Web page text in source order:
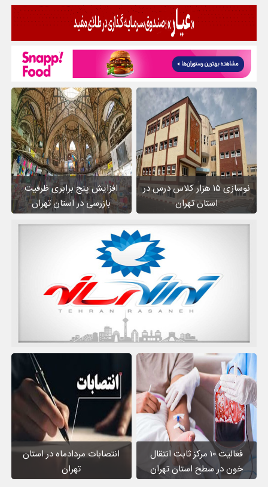
نوسازی ۱۵ هزار کلاس درس در
استان تهران
افزایش پنج برابری ظرفیت
بازرسی در استان تهران
فعالیت ۱۰ مرکز ثابت انتقال
خون در سطح استان تهران
انتصابات مردادماه در استان
تهران